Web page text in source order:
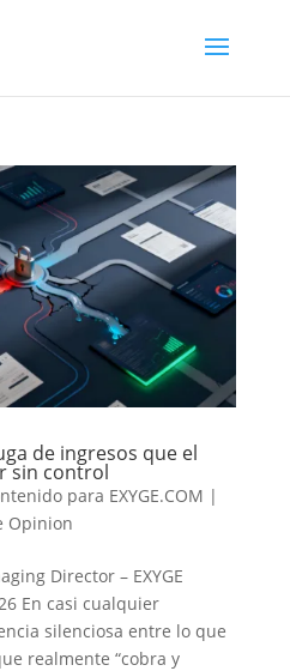
de ingresos que el
sin control
para EXYGE.COM |
Opinion
Director – EXYGE
En casi cualquier
silenciosa entre lo que
realmente “cobra y